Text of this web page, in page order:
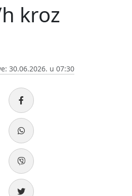
kroz
30.06.2026. u 07:30